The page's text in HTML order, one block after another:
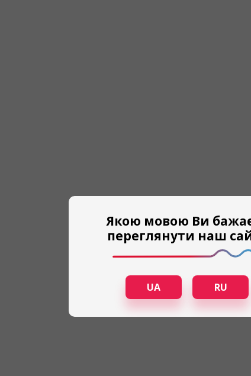
Якою мовою Ви
переглянути наш
UA RU